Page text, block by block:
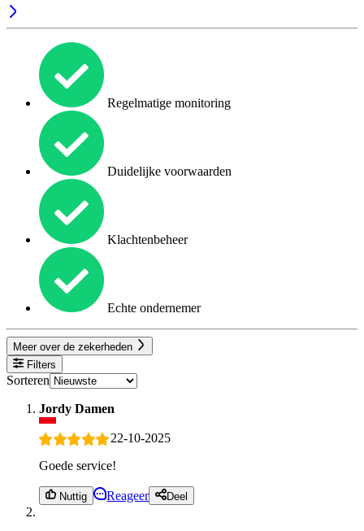
Regelmatige monitoring
Duidelijke voorwaarden
Klachtenbeheer
Echte ondernemer
Meer over de zekerheden
Filters
Sorteren
Jordy Damen
22-10-2025
Goede service!
Nuttig Reageer Deel